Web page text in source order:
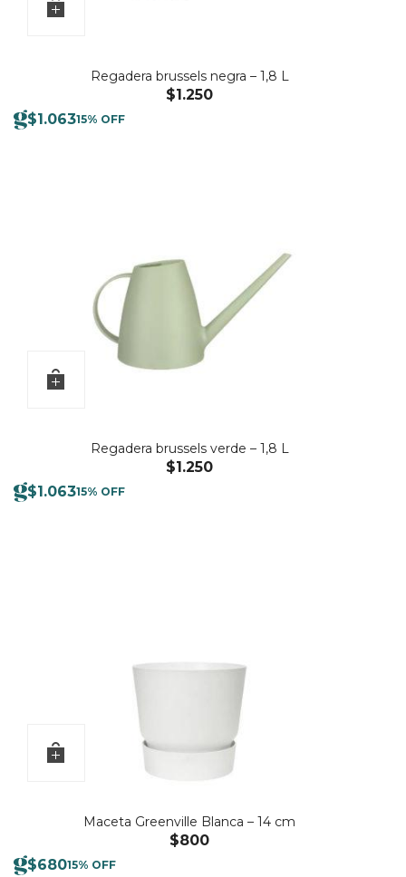
Regadera brussels negra – 1,8 L
$1.250
$1.06315% OFF
Regadera brussels verde – 1,8 L
$1.250
$1.06315% OFF
Maceta Greenville Blanca – 14 cm
$800
$68015% OFF